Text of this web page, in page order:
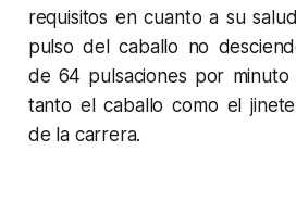
requisitos en cuanto a su
pulso del caballo no
de 64 pulsaciones por
tanto el caballo como el
de la carrera.